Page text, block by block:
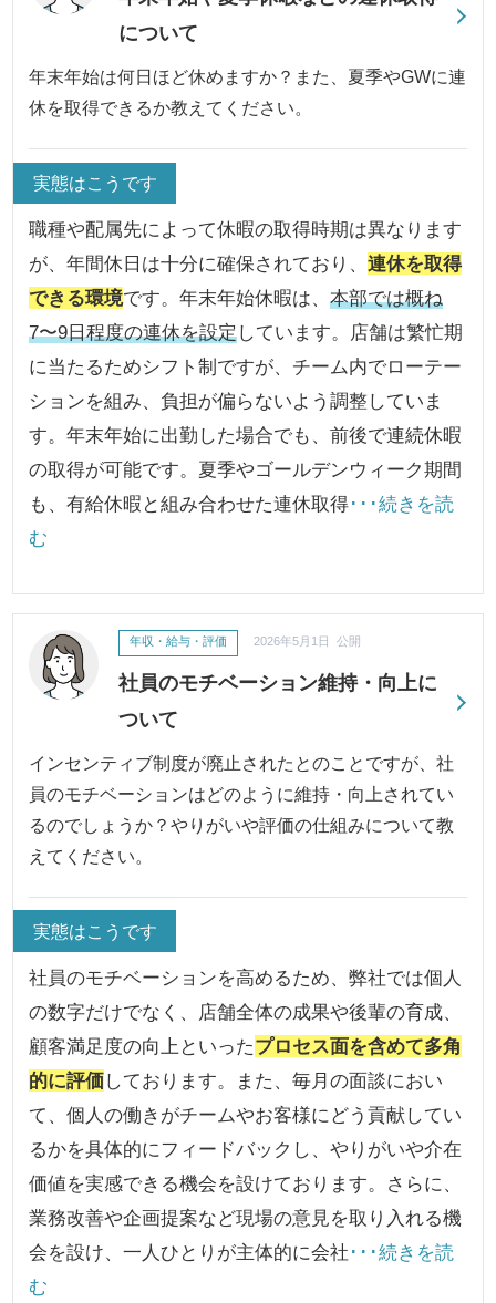
について
年末年始は何日ほど休めますか？また、夏季やGWに連
休を取得できるか教えてください。
実態はこうです
職種や配属先によって休暇の取得時期は異なります
が、年間休日は十分に確保されており、連休を取得
できる環境です。年末年始休暇は、本部では概ね
7〜9日程度の連休を設定しています。店舗は繁忙期
に当たるためシフト制ですが、チーム内でローテー
ションを組み、負担が偏らないよう調整していま
す。年末年始に出勤した場合でも、前後で連続休暇
の取得が可能です。夏季やゴールデンウィーク期間
も、有給休暇と組み合わせた連休取得･･･続きを読
む
社員のモチベーション維持・向上に
ついて
年収・給与・評価 2026年5月1日 公開
インセンティブ制度が廃止されたとのことですが、社
員のモチベーションはどのように維持・向上されてい
るのでしょうか？やりがいや評価の仕組みについて教
えてください。
実態はこうです
社員のモチベーションを高めるため、弊社では個人
の数字だけでなく、店舗全体の成果や後輩の育成、
顧客満足度の向上といったプロセス面を含めて多角
的に評価しております。また、毎月の面談におい
て、個人の働きがチームやお客様にどう貢献してい
るかを具体的にフィードバックし、やりがいや介在
価値を実感できる機会を設けております。さらに、
業務改善や企画提案など現場の意見を取り入れる機
会を設け、一人ひとりが主体的に会社 ･･･続きを読
む